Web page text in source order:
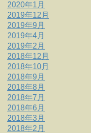
2020年1月
2019年12月
2019年9月
2019年4月
2019年2月
2018年12月
2018年10月
2018年9月
2018年8月
2018年7月
2018年6月
2018年3月
2018年2月